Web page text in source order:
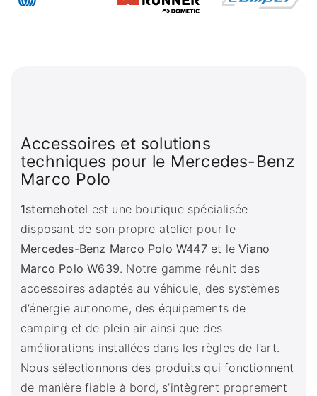
Accessoires et solutions
techniques pour le Mercedes-Benz
Marco Polo
1sternehotel est une boutique spécialisée
disposant de son propre atelier pour le
Mercedes-Benz Marco Polo W447et leViano
Marco Polo W639. Notre gamme réunit des
accessoires adaptés au véhicule, des systèmes
d’énergie autonome, des équipements de
camping et de plein air ainsi que des
améliorations installées dans les règles de l’art.
Nous sélectionnons des produits qui fonctionnent
de manière fiable à bord, s’intègrent proprement